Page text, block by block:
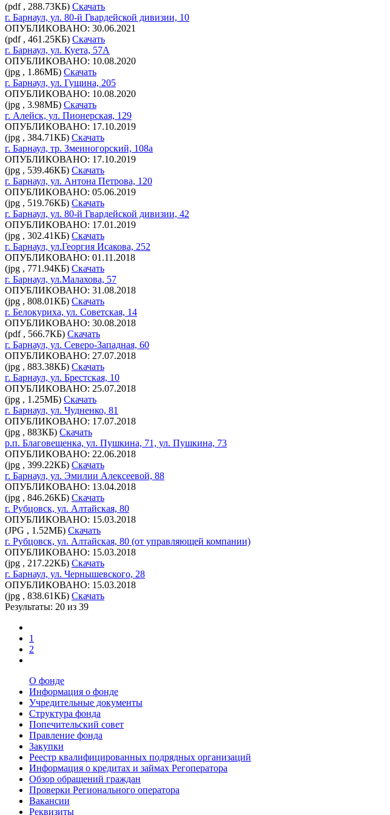
(pdf , 288.73КБ) Скачать
г. Барнаул, ул. 80-й Гвардейской дивизии, 10
ОПУБЛИКОВАНО: 30.06.2021
(pdf , 461.25КБ) Скачать
г. Барнаул, ул. Куета, 57А
ОПУБЛИКОВАНО: 10.08.2020
(jpg , 1.86МБ) Скачать
г. Барнаул, ул. Гущина, 205
ОПУБЛИКОВАНО: 10.08.2020
(jpg , 3.98МБ) Скачать
г. Алейск, ул. Пионерская, 129
ОПУБЛИКОВАНО: 17.10.2019
(jpg , 384.71КБ) Скачать
г. Барнаул, тр. Змеиногорский, 108а
ОПУБЛИКОВАНО: 17.10.2019
(jpg , 539.46КБ) Скачать
г. Барнаул, ул. Антона Петрова, 120
ОПУБЛИКОВАНО: 05.06.2019
(jpg , 519.76КБ) Скачать
г. Барнаул, ул. 80-й Гвардейской дивизии, 42
ОПУБЛИКОВАНО: 17.01.2019
(jpg , 302.41КБ) Скачать
г. Барнаул, ул.Георгия Исакова, 252
ОПУБЛИКОВАНО: 01.11.2018
(jpg , 771.94КБ) Скачать
г. Барнаул, ул.Малахова, 57
ОПУБЛИКОВАНО: 31.08.2018
(jpg , 808.01КБ) Скачать
г. Белокуриха, ул. Советская, 14
ОПУБЛИКОВАНО: 30.08.2018
(pdf , 566.7КБ) Скачать
г. Барнаул, ул. Северо-Западная, 60
ОПУБЛИКОВАНО: 27.07.2018
(jpg , 883.38КБ) Скачать
г. Барнаул, ул. Брестская, 10
ОПУБЛИКОВАНО: 25.07.2018
(jpg , 1.25МБ) Скачать
г. Барнаул, ул. Чудненко, 81
ОПУБЛИКОВАНО: 17.07.2018
(jpg , 883КБ) Скачать
р.п. Благовещенка, ул. Пушкина, 71, ул. Пушкина, 73
ОПУБЛИКОВАНО: 22.06.2018
(jpg , 399.22КБ) Скачать
г. Барнаул, ул. Эмилии Алексеевой, 88
ОПУБЛИКОВАНО: 13.04.2018
(jpg , 846.26КБ) Скачать
г. Рубцовск, ул. Алтайская, 80
ОПУБЛИКОВАНО: 15.03.2018
(JPG , 1.52МБ) Скачать
г. Рубцовск, ул. Алтайская, 80 (от управляющей компании)
ОПУБЛИКОВАНО: 15.03.2018
(jpg , 217.22КБ) Скачать
г. Барнаул, ул. Чернышевского, 28
ОПУБЛИКОВАНО: 15.03.2018
(jpg , 838.61КБ) Скачать
Результаты: 20 из 39
1
2
О фонде
Информация о фонде
Учредительные документы
Структура фонда
Попечительский совет
Правление фонда
Закупки
Реестр квалифицированных подрядных организаций
Информация о кредитах и займах Регоператора
Обзор обращений граждан
Проверки Регионального оператора
Вакансии
Реквизиты